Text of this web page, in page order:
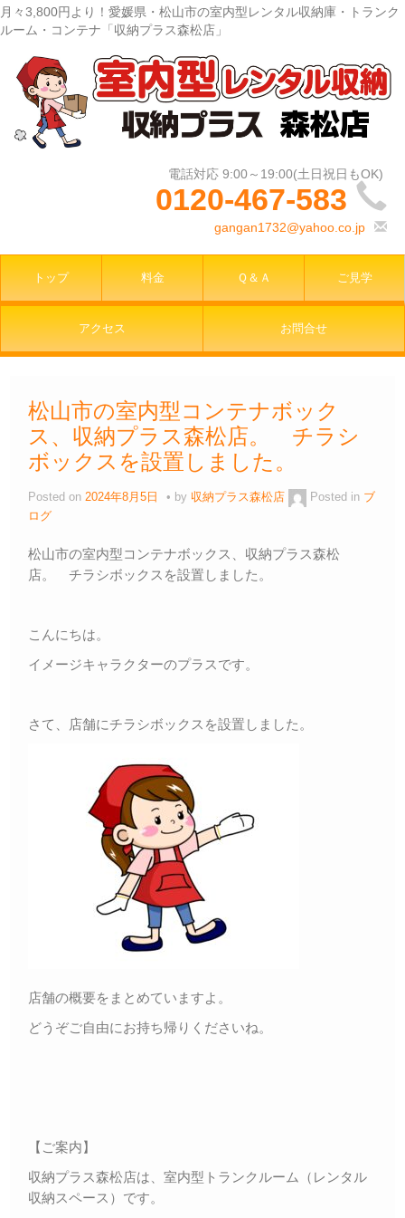
月々3,800円より！愛媛県・松山市の室内型レンタル収納庫・トランク
ルーム・コンテナ「収納プラス森松店」
0120-467-583
gangan1732@yahoo.co.jp
トップ 料金 Ｑ＆Ａ ご見学
アクセス お問合せ
松山市の室内型コンテナボック
ス、収納プラス森松店。 チラシ
ボックスを設置しました。
Posted on 2024年8月5日 by 収納プラス森松店 Posted in ブ
ログ
松山市の室内型コンテナボックス、収納プラス森松
店。 チラシボックスを設置しました。
こんにちは。
イメージキャラクターのプラスです。
さて、店舗にチラシボックスを設置しました。
店舗の概要をまとめていますよ。
どうぞご自由にお持ち帰りくださいね。
【ご案内】
収納プラス森松店は、室内型トランクルーム（レンタル
収納スペース）です。